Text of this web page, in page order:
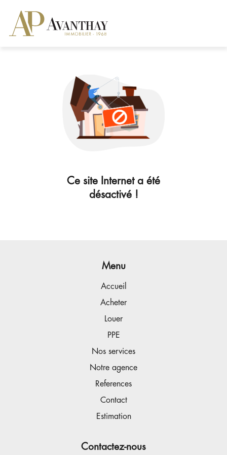
Ce site Internet a été
désactivé !
Menu
Accueil
Acheter
Louer
PPE
Nos services
Notre agence
References
Contact
Estimation
Contactez-nous